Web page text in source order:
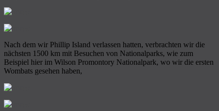
Nach dem wir Phillip Island verlassen hatten, verbrachten wir die
nächsten 1500 km mit Besuchen von Nationalparks, wie zum
Beispiel hier im Wilson Promontory Nationalpark, wo wir die ersten
Wombats gesehen haben,